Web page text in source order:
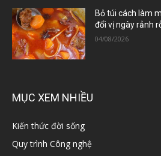
Bỏ túi cách làm
đổi vị ngày rảnh
04/08/2026
MỤC XEM NHIỀU
Kiến thức đời sống
Quy trình Công nghệ